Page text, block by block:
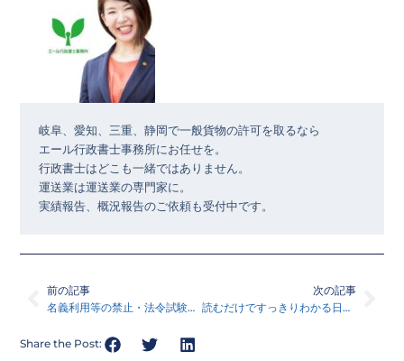
岐阜、愛知、三重、静岡で一般貨物の許可を取るなら
エール行政書士事務所にお任せを。
行政書士はどこも一緒ではありません。
運送業は運送業の専門家に。
実績報告、概況報告のご依頼も受付中です。
前の記事
名義利用等の禁止・法令試験対策講座１５
次の記事
読むだけですっきりわかる日本史・読んだ本シリーズ１５
Share the Post: